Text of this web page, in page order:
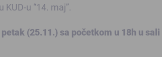
u “14. maj”.
(25.11.) sa početkom u 18h u sali